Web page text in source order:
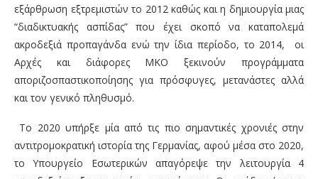
εξάρθρωση εξτρεμιστών το 2012 καθώς και η δημιουργία μιας
“διαδικτυακής ασπίδας” που έχει σκοπό να καταπολεμά
ακροδεξιά προπαγάνδα ενώ την ίδια περίοδο, το 2014, οι
Αρχές και διάφορες ΜΚΟ ξεκινούν προγράμματα
αποριζοσπαστικοποίησης για πρόσφυγες, μετανάστες αλλά
και τον γενικό πληθυσμό.
Το 2020 υπήρξε μία από τις πιο σημαντικές χρονιές στην
αντιτρομοκρατική ιστορία της Γερμανίας, αφού μέσα στο 2020,
το Υπουργείο Εσωτερικών απαγόρεψε την λειτουργία 4